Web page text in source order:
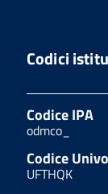
Codici
Codice IPA
odmco_
Codice
UFTHQK